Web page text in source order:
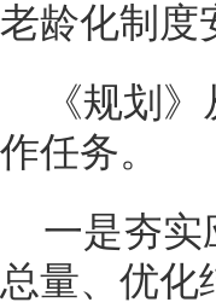
老龄化制度
《规划
作任务。
一是夯实
总量、优化